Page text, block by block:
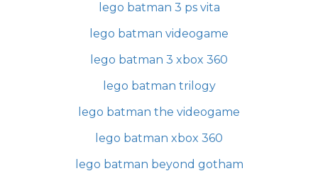
lego batman 3 ps vita
lego batman videogame
lego batman 3 xbox 360
lego batman trilogy
lego batman the videogame
lego batman xbox 360
lego batman beyond gotham